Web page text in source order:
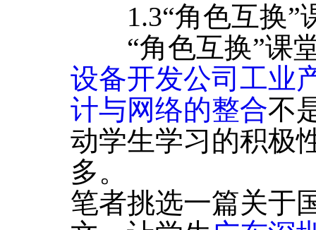
1.3“角色互换”
“角色互换”课
设备开发公司工业
计与网络的整合不
动学生学习的积极
多。
笔者挑选一篇关于